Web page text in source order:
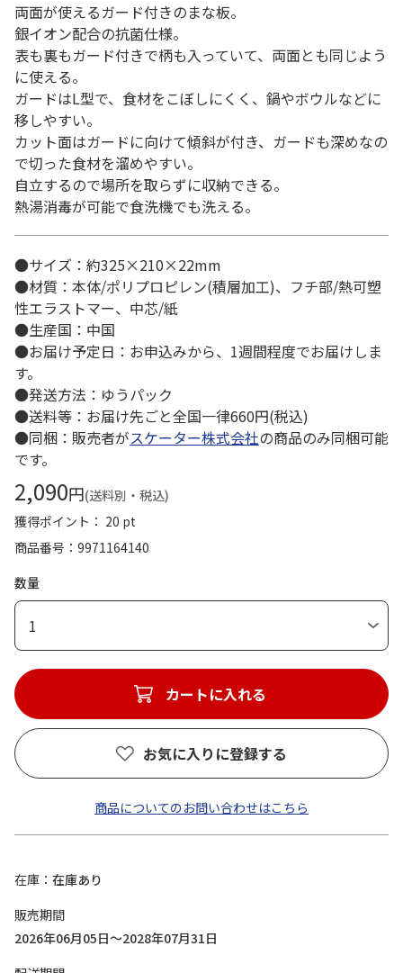
両面が使えるガード付きのまな板。
銀イオン配合の抗菌仕様。
表も裏もガード付きで柄も入っていて、両面とも同じよう
に使える。
ガードはL型で、食材をこぼしにくく、鍋やボウルなどに
移しやすい。
カット面はガードに向けて傾斜が付き、ガードも深めなの
で切った食材を溜めやすい。
自立するので場所を取らずに収納できる。
熱湯消毒が可能で食洗機でも洗える。
●サイズ：約325×210×22mm
●材質：本体/ポリプロピレン(積層加工)、フチ部/熱可塑
性エラストマー、中芯/紙
●生産国：中国
●お届け予定日：お申込みから、1週間程度でお届けしま
す。
●発送方法：ゆうパック
●送料等：お届け先ごと全国一律660円(税込)
●同梱：販売者がスケーター株式会社の商品のみ同梱可能
です。
2,090円(送料別・税込)
獲得ポイント： 20 pt
商品番号
9971164140
数量
1
カートに入れる
お気に入りに登録する
商品についてのお問い合わせはこちら
在庫
在庫あり
販売期間
2026年06月05日～2028年07月31日